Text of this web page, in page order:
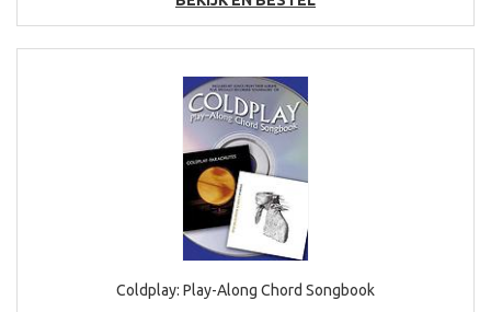
Coldplay: Play-Along Chord Songbook